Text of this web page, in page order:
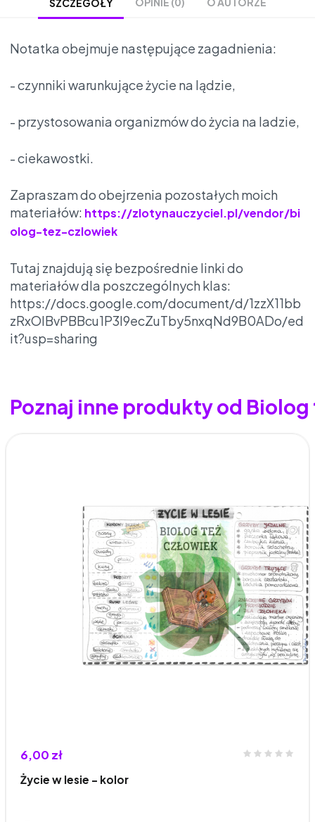
Notatka obejmuje następujące zagadnienia:
- czynniki warunkujące życie na lądzie,
- przystosowania organizmów do życia na ladzie,
- ciekawostki.
Zapraszam do obejrzenia pozostałych moich
materiałów: https://zlotynauczyciel.pl/vendor/bi
olog-tez-czlowiek
Tutaj znajdują się bezpośrednie linki do
materiałów dla poszczególnych klas:
https://docs.google.com/document/d/1zzX11bb
zRxOIBvPBBcu1P3l9ecZuTby5nxqNd9B0ADo/ed
it?usp=sharing
Poznaj inne produkty od Biolog
6,00 zł
Życie w lesie - kolor